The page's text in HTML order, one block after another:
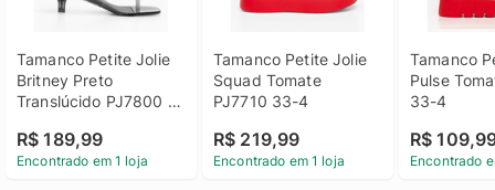
Tamanco Petite Jolie
Britney Preto
Translúcido PJ7800
R$ 189,99
Encontrado em 1 loja
Tamanco Petite Jolie
Squad Tomate
PJ7710 33-4
R$ 219,99
Encontrado em 1 loja
Tamanco
Pulse
33-4
R$
Encontrado